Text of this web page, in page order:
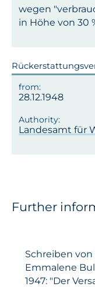
wegen
in Höhe von 30
28.12.1948
Landesamt für
Further
Schreiben von
Emmalene
1947: "Der